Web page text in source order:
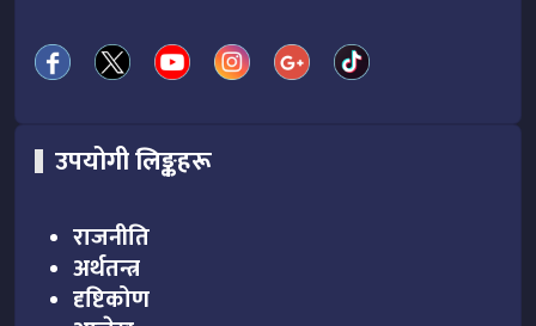
उपयोगी लिङ्कहरू
राजनीति
अर्थतन्त्र
दृष्टिकोण